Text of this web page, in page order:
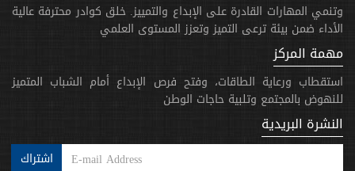
وتنمي المهارات القادرة على الإبداع والتمييز. خلق كوادر محترفة عالية
الأداء ضمن بيئة ترعى التميز وتعزز المستوى العلمي
مهمة المركز
استقطاب ورعاية الطاقات، وفتح فرص الإبداع أمام الشباب المتميز
للنهوض بالمجتمع وتلبية حاجات الوطن
النشرة البريدية
اشتراك